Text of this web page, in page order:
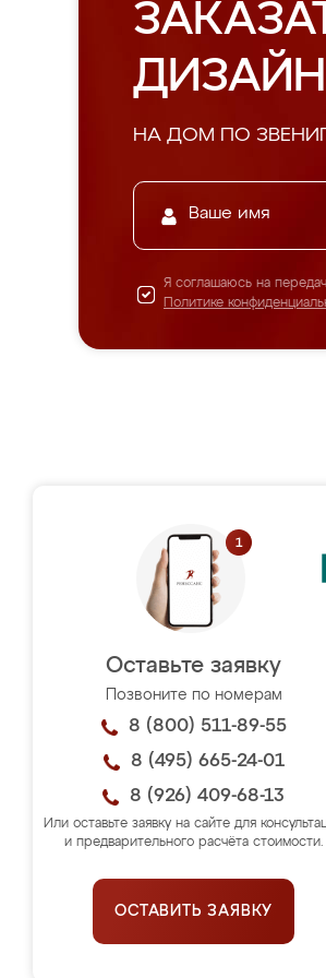
НА ДОМ ПО
Я соглашаюсь на
Политике
Оставьте заявку
Позвоните по номерам
8 (800) 511-89-55
8 (495) 665-24-01
8 (926) 409-68-13
Или оставьте заявку на сайте для
и предварительного расчёта стоимости.
ОСТАВИТЬ ЗАЯВКУ